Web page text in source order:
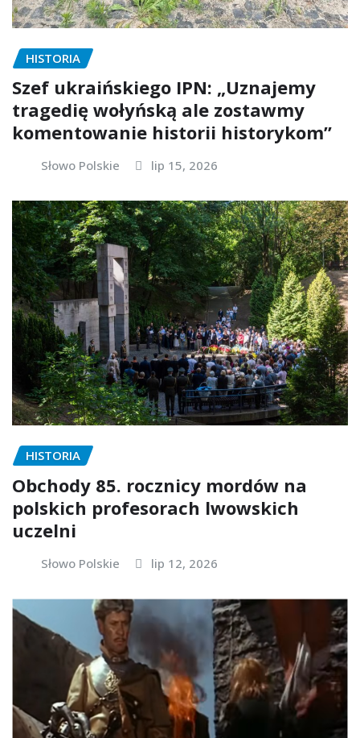
HISTORIA
Szef ukraińskiego IPN: „Uznajemy
tragedię wołyńską ale zostawmy
komentowanie historii historykom”
Słowo Polskie lip 15, 2026
HISTORIA
Obchody 85. rocznicy mordów na
polskich profesorach lwowskich
uczelni
Słowo Polskie lip 12, 2026